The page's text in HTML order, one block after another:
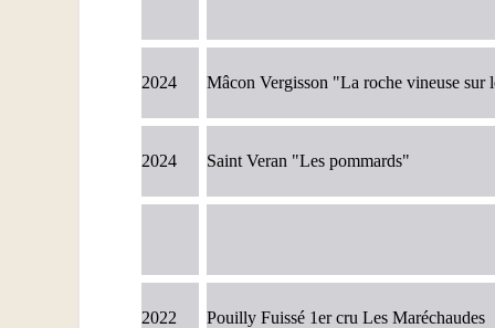
2024 Mâcon Vergisson "La roche vineuse sur
2024 Saint Veran "Les pommards"
2022 Pouilly Fuissé 1er cru Les Maréchaudes